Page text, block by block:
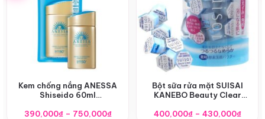
Kem chống nắng ANESSA
Shiseido 60ml
Nhật
390,000₫ – 750,000₫Khoảng
Bột sữa rửa mặt SUISAI
KANEBO Beauty Clear
400,000₫ – 430,000₫